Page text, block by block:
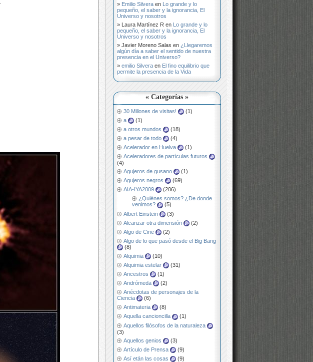
Emilio Silvera en Lo grande y lo
pequeño, el saber y la ignorancia, El
Universo y nosotros
Laura Martínez R en Lo grande y lo
pequeño, el saber y la ignorancia, El
Universo y nosotros
Javier Moreno Salas en ¿Llegaremos
algún día a saber el sentido de nuestra
presencia en el Universo?
emilio Silvera en El fino equilibrio que
permite la presencia de la Vida
« Categorías »
30 Millones de visitas!
(1)
a
(1)
a otros mundos
(18)
a pesar de todo
(4)
Acelerador en Huelva
(1)
Aceleradores de partículas futuros
(4)
Agujeros de gusano
(1)
Agujeros negros
(69)
AIA-IYA2009
(206)
¿Quiénes somos? ¿De donde
venimos?
(5)
Albert Einstein
(3)
Alcanzar otra dimensión
(2)
Algo de Cine
(2)
Algo de lo que pasó desde el Big Bang
(8)
Alquimia
(10)
Alquimia estelar
(31)
Ancestros
(1)
Andrómeda
(2)
Anécdotas de personajes de la
Ciencia
(6)
Antimateria
(8)
Aquella cancioncilla
(1)
Aquellos filósofos de la naturaleza
(3)
Aquellos genios
(3)
Artículo de Prensa
(9)
Así etán las cosas
(9)